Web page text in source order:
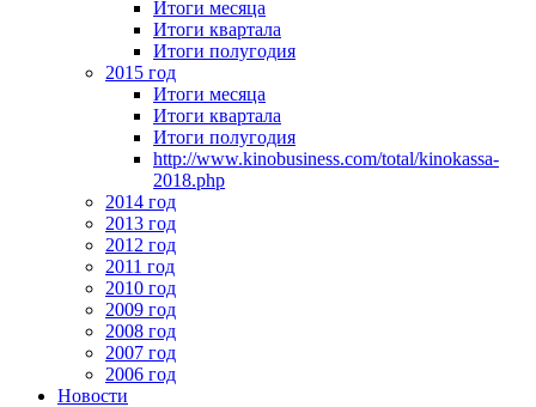
Итоги месяца
Итоги квартала
Итоги полугодия
2015 год
Итоги месяца
Итоги квартала
Итоги полугодия
http://www.kinobusiness.com/total/kinokassa-
2018.php
2014 год
2013 год
2012 год
2011 год
2010 год
2009 год
2008 год
2007 год
2006 год
Новости